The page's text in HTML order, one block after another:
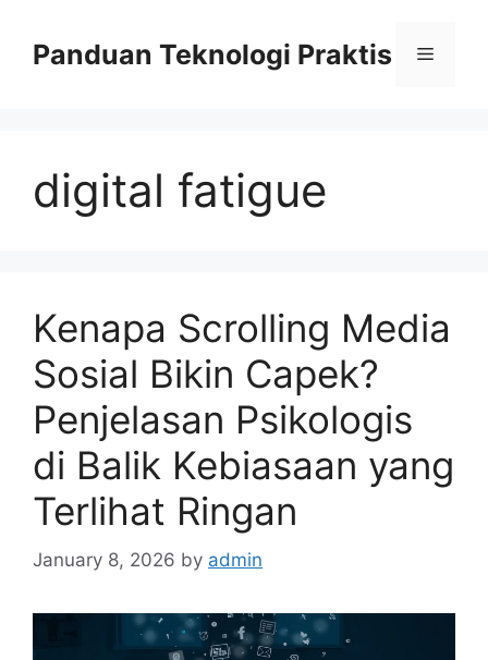
contentPanduan Teknologi Praktis Menu
digital fatigue
Kenapa Scrolling Media
Sosial Bikin Capek?
Penjelasan Psikologis
di Balik Kebiasaan yang
Terlihat Ringan
January 8, 2026 by admin